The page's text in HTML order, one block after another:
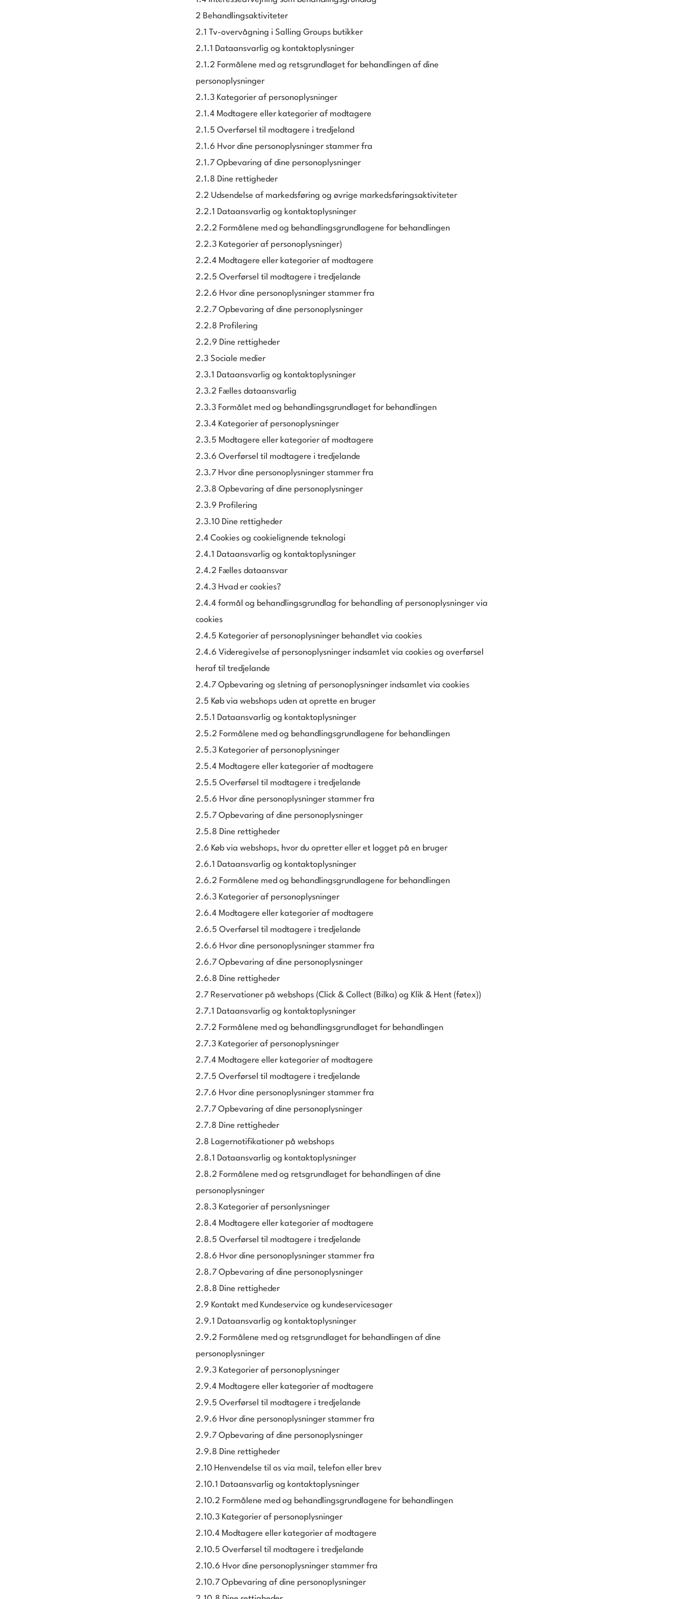
2 Behandlingsaktiviteter
2.1 Tv-overvågning i Salling Groups butikker
2.1.1 Dataansvarlig og kontaktoplysninger
2.1.2 Formålene med og retsgrundlaget for behandlingen af dine
personoplysninger
2.1.3 Kategorier af personoplysninger
2.1.4 Modtagere eller kategorier af modtagere
2.1.5 Overførsel til modtagere i tredjeland
2.1.6 Hvor dine personoplysninger stammer fra
2.1.7 Opbevaring af dine personoplysninger
2.1.8 Dine rettigheder
2.2 Udsendelse af markedsføring og øvrige markedsføringsaktiviteter
2.2.1 Dataansvarlig og kontaktoplysninger
2.2.2 Formålene med og behandlingsgrundlagene for behandlingen
2.2.3 Kategorier af personoplysninger)
2.2.4 Modtagere eller kategorier af modtagere
2.2.5 Overførsel til modtagere i tredjelande
2.2.6 Hvor dine personoplysninger stammer fra
2.2.7 Opbevaring af dine personoplysninger
2.2.8 Profilering
2.2.9 Dine rettigheder
2.3 Sociale medier
2.3.1 Dataansvarlig og kontaktoplysninger
2.3.2 Fælles dataansvarlig
2.3.3 Formålet med og behandlingsgrundlaget for behandlingen
2.3.4 Kategorier af personoplysninger
2.3.5 Modtagere eller kategorier af modtagere
2.3.6 Overførsel til modtagere i tredjelande
2.3.7 Hvor dine personoplysninger stammer fra
2.3.8 Opbevaring af dine personoplysninger
2.3.9 Profilering
2.3.10 Dine rettigheder
2.4 Cookies og cookielignende teknologi
2.4.1 Dataansvarlig og kontaktoplysninger
2.4.2 Fælles dataansvar
2.4.3 Hvad er cookies?
2.4.4 formål og behandlingsgrundlag for behandling af personoplysninger via
cookies
2.4.5 Kategorier af personoplysninger behandlet via cookies
2.4.6 Videregivelse af personoplysninger indsamlet via cookies og overførsel
heraf til tredjelande
2.4.7 Opbevaring og sletning af personoplysninger indsamlet via cookies
2.5 Køb via webshops uden at oprette en bruger
2.5.1 Dataansvarlig og kontaktoplysninger
2.5.2 Formålene med og behandlingsgrundlagene for behandlingen
2.5.3 Kategorier af personoplysninger
2.5.4 Modtagere eller kategorier af modtagere
2.5.5 Overførsel til modtagere i tredjelande
2.5.6 Hvor dine personoplysninger stammer fra
2.5.7 Opbevaring af dine personoplysninger
2.5.8 Dine rettigheder
2.6 Køb via webshops, hvor du opretter eller et logget på en bruger
2.6.1 Dataansvarlig og kontaktoplysninger
2.6.2 Formålene med og behandlingsgrundlagene for behandlingen
2.6.3 Kategorier af personoplysninger
2.6.4 Modtagere eller kategorier af modtagere
2.6.5 Overførsel til modtagere i tredjelande
2.6.6 Hvor dine personoplysninger stammer fra
2.6.7 Opbevaring af dine personoplysninger
2.6.8 Dine rettigheder
2.7 Reservationer på webshops (Click & Collect (Bilka) og Klik & Hent (føtex))
2.7.1 Dataansvarlig og kontaktoplysninger
2.7.2 Formålene med og behandlingsgrundlaget for behandlingen
2.7.3 Kategorier af personoplysninger
2.7.4 Modtagere eller kategorier af modtagere
2.7.5 Overførsel til modtagere i tredjelande
2.7.6 Hvor dine personoplysninger stammer fra
2.7.7 Opbevaring af dine personoplysninger
2.7.8 Dine rettigheder
2.8 Lagernotifikationer på webshops
2.8.1 Dataansvarlig og kontaktoplysninger
2.8.2 Formålene med og retsgrundlaget for behandlingen af dine
personoplysninger
2.8.3 Kategorier af personlysninger
2.8.4 Modtagere eller kategorier af modtagere
2.8.5 Overførsel til modtagere i tredjelande
2.8.6 Hvor dine personoplysninger stammer fra
2.8.7 Opbevaring af dine personoplysninger
2.8.8 Dine rettigheder
2.9 Kontakt med Kundeservice og kundeservicesager
2.9.1 Dataansvarlig og kontaktoplysninger
2.9.2 Formålene med og retsgrundlaget for behandlingen af dine
personoplysninger
2.9.3 Kategorier af personoplysninger
2.9.4 Modtagere eller kategorier af modtagere
2.9.5 Overførsel til modtagere i tredjelande
2.9.6 Hvor dine personoplysninger stammer fra
2.9.7 Opbevaring af dine personoplysninger
2.9.8 Dine rettigheder
2.10 Henvendelse til os via mail, telefon eller brev
2.10.1 Dataansvarlig og kontaktoplysninger
2.10.2 Formålene med og behandlingsgrundlagene for behandlingen
2.10.3 Kategorier af personoplysninger
2.10.4 Modtagere eller kategorier af modtagere
2.10.5 Overførsel til modtagere i tredjelande
2.10.6 Hvor dine personoplysninger stammer fra
2.10.7 Opbevaring af dine personoplysninger